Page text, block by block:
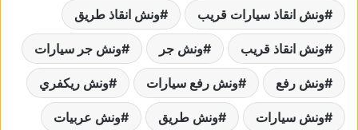
ونش انقاذ سيارات قريب ونش انقاذ طريق
ونش انقاذ قريب ونش جر ونش جر سيارات
ونش رفع ونش رفع سيارات ونش ريكفري
ونش سيارات ونش طريق ونش عربيات